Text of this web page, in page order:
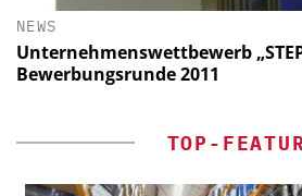
NEWS
Unternehmenswettbewerb
Bewerbungsrunde 2011
TOP-